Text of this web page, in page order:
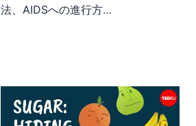
法、AIDSへの進行方…